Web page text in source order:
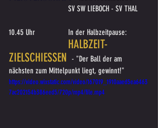
			SV SW LIEBOCH - SV THAL
10.45 Uhr		In der Halbzeitpause:
HALBZEIT-
ZIELSCHIESSEN - "Der Ball der am
nächsten zum Mittelpunkt liegt, gewinnt!"
https://video.wixstatic.com/video/167019_1910aaed5ea6463
7ac202154b386eed5/720p/mp4/file.mp4